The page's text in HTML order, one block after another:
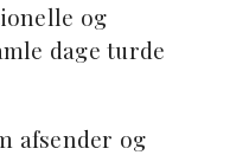
og
dage turde
afsender og